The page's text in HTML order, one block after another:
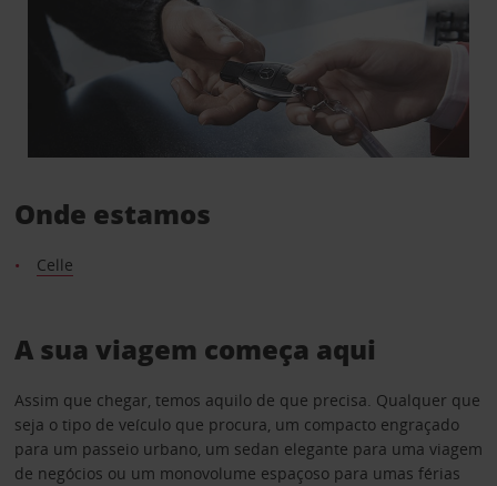
Onde estamos
Celle
A sua viagem começa aqui
Assim que chegar, temos aquilo de que precisa. Qualquer que
seja o tipo de veículo que procura, um compacto engraçado
para um passeio urbano, um sedan elegante para uma viagem
de negócios ou um monovolume espaçoso para umas férias